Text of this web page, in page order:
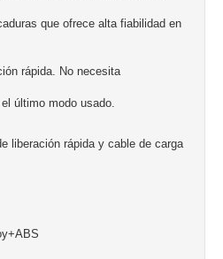
que ofrece alta fiabilidad en
rápida. No necesita
último modo usado.
liberación rápida y cable de carga